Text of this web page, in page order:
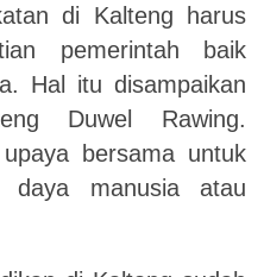
di Kalteng harus
pemerintah baik
Hal itu disampaikan
Duwel Rawing.
bersama untuk
daya manusia atau